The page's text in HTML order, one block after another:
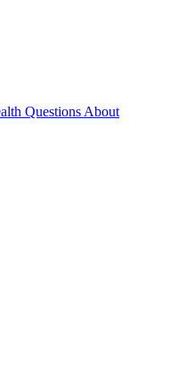
Questions About